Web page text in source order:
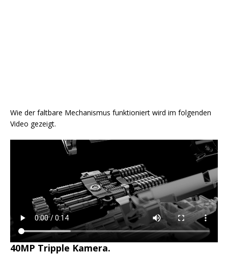
Wie der faltbare Mechanismus funktioniert wird im folgenden
Video gezeigt.
40MP Tripple Kamera.